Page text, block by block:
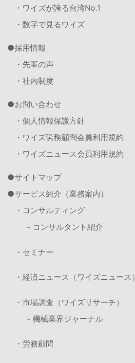
・ワイズが誇る台湾No.1
・数字で見るワイズ
採用情報
・先輩の声
・社内制度
お問い合わせ
・個人情報保護方針
・ワイズ労務顧問会員利用規約
・ワイズニュース会員利用規約
サイトマップ
サービス紹介（業務案内）
・コンサルティング
- コンサルタント紹介
・セミナー
・経済ニュース（ワイズニュース）
・市場調査（ワイズリサーチ）
- 機械業界ジャーナル
・労務顧問